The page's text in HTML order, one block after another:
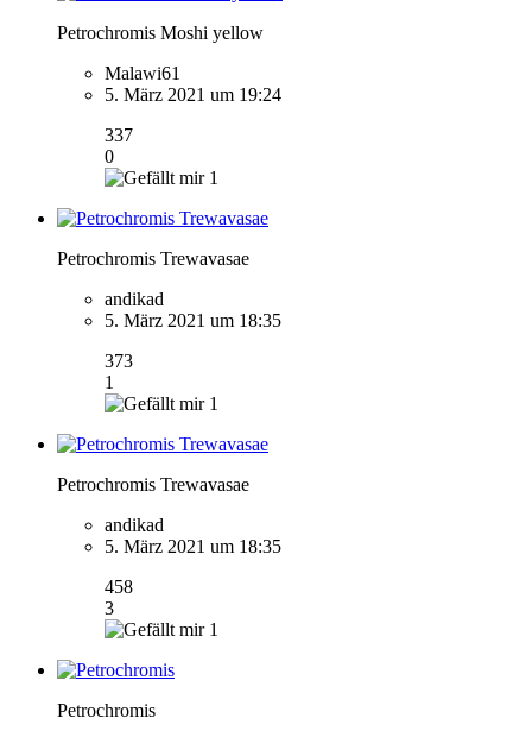
Petrochromis Moshi yellow
Malawi61
5. März 2021 um 19:24
337
0
1
Petrochromis Trewavasae
andikad
5. März 2021 um 18:35
373
1
1
Petrochromis Trewavasae
andikad
5. März 2021 um 18:35
458
3
1
Petrochromis